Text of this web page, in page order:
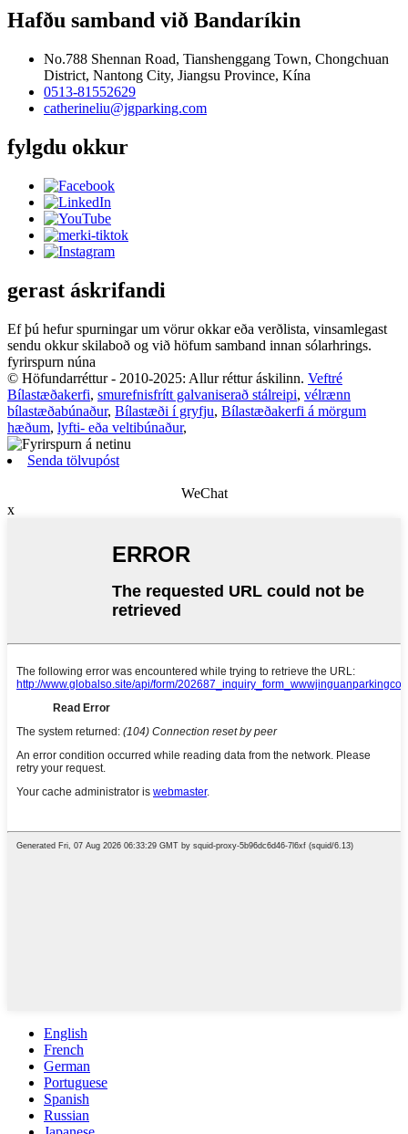
Hafðu samband við Bandaríkin
No.788 Shennan Road, Tianshenggang Town, Chongchuan
District, Nantong City, Jiangsu Province, Kína
0513-81552629
catherineliu@jgparking.com
fylgdu okkur
gerast áskrifandi
Ef þú hefur spurningar um vörur okkar eða verðlista, vinsamlegast
sendu okkur skilaboð og við höfum samband innan sólarhrings.
fyrirspurn núna
© Höfundarréttur - 2010-2025: Allur réttur áskilinn. Veftré
Bílastæðakerfi, smurefnisfrítt galvaniserað stálreipi, vélrænn
bílastæðabúnaður, Bílastæði í gryfju, Bílastæðakerfi á mörgum
hæðum, lyfti- eða veltibúnaður,
Senda tölvupóst
WeChat
x
English
French
German
Portuguese
Spanish
Russian